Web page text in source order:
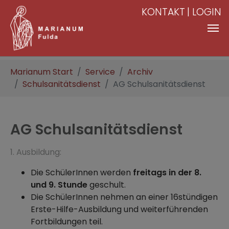
Zum Hauptinhalt springen
KONTAKT LOGIN
Marianum Start Service
Archiv
Schulsanitätsdienst
AG Schulsanitätsdienst
AG Schulsanitätsdienst
1. Ausbildung:
Die SchülerInnen werden freitags in der 8.
und 9. Stundegeschult.
Die SchülerInnen nehmen an einer 16stündigen
Erste-Hilfe-Ausbildung und weiterführenden
Fortbildungen teil.